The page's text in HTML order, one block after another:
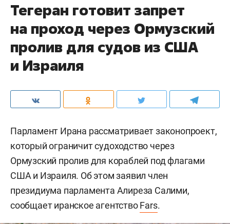
Тегеран готовит запрет
на проход через Ормузский
пролив для судов из США
и Израиля
Парламент Ирана рассматривает законопроект,
который ограничит судоходство через
Ормузский пролив для кораблей под флагами
США и Израиля. Об этом заявил член
президиума парламента Алиреза Салими,
сообщает иранское агентствоFars.